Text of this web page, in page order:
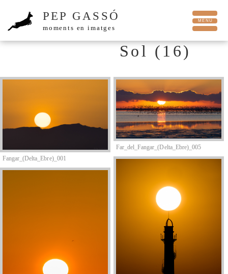
PEP GASSÓ
moments en imatges
Sol (16)
Fangar_(Delta_Ebre)_001
Far_del_Fangar_(Delta_Ebre)_005